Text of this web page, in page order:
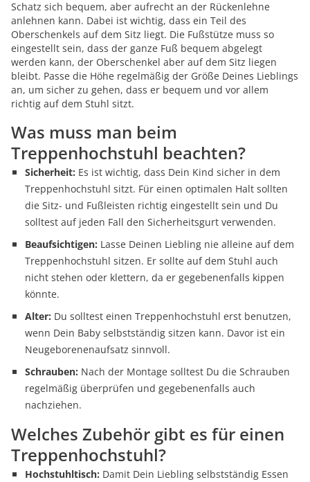
Schatz sich bequem, aber aufrecht an der Rückenlehne
anlehnen kann. Dabei ist wichtig, dass ein Teil des
Oberschenkels auf dem Sitz liegt. Die Fußstütze muss so
eingestellt sein, dass der ganze Fuß bequem abgelegt
werden kann, der Oberschenkel aber auf dem Sitz liegen
bleibt. Passe die Höhe regelmäßig der Größe Deines Lieblings
an, um sicher zu gehen, dass er bequem und vor allem
richtig auf dem Stuhl sitzt.
Was muss man beim
Treppenhochstuhl beachten?
Sicherheit: Es ist wichtig, dass Dein Kind sicher in dem
Treppenhochstuhl sitzt. Für einen optimalen Halt sollten
die Sitz- und Fußleisten richtig eingestellt sein und Du
solltest auf jeden Fall den Sicherheitsgurt verwenden.
Beaufsichtigen: Lasse Deinen Liebling nie alleine auf dem
Treppenhochstuhl sitzen. Er sollte auf dem Stuhl auch
nicht stehen oder klettern, da er gegebenenfalls kippen
könnte.
Alter: Du solltest einen Treppenhochstuhl erst benutzen,
wenn Dein Baby selbstständig sitzen kann. Davor ist ein
Neugeborenenaufsatz sinnvoll.
Schrauben: Nach der Montage solltest Du die Schrauben
regelmäßig überprüfen und gegebenenfalls auch
nachziehen.
Welches Zubehör gibt es für einen
Treppenhochstuhl?
Hochstuhltisch: Damit Dein Liebling selbstständig Essen